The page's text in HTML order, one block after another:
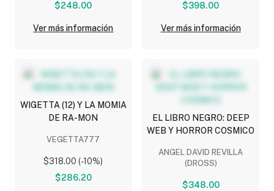
$248.00
Ver más información
$398.00
Ver más información
WIGETTA (12) Y LA MOMIA
DE RA-MON
VEGETTA777
$318.00 (-10%)
$286.20
EL LIBRO NEGRO: DEEP
WEB Y HORROR COSMICO
ANGEL DAVID REVILLA
(DROSS)
$348.00